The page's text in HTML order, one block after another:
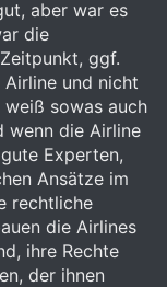
aber war es
die
ggf.
und nicht
sowas auch
wenn die Airline
Experten,
Ansätze im
rechtliche
die Airlines
ihre Rechte
der ihnen